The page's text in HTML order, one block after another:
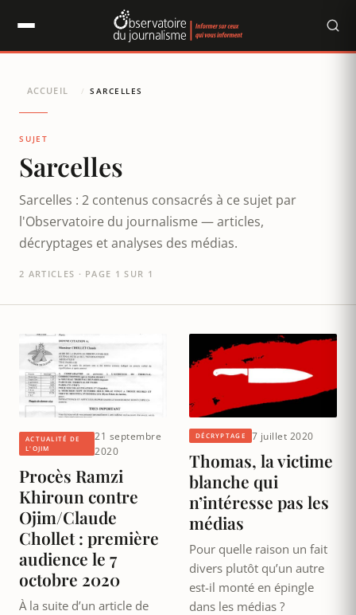
ACCUEIL / SARCELLES
SUJET
Sarcelles
Sarcelles : 2 contenus consacrés à ce sujet par
l'Observatoire du journalisme — articles,
décryptages et analyses des médias.
2 ARTICLES · PAGE 1 SUR 1
ACTUALITÉ DE
L'OJIM
21 septembre
2020
Procès Ramzi
Khiroun contre
Ojim/Claude
Chollet : première
audience le 7
octobre 2020
À la suite d’un article de
DÉCRYPTAGE 7 juillet 2020
Thomas, la victime
blanche qui
n’intéresse pas les
médias
Pour quelle raison un fait
divers plutôt qu’un autre
est-il monté en épingle
dans les médias ?
Panneau de gestion des cookies